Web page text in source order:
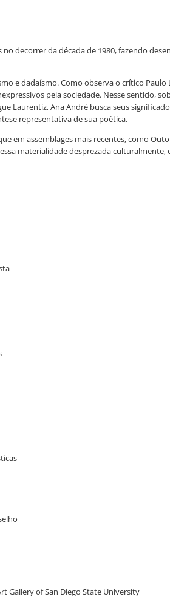
decorrer da década de 1980, fazendo
e dadaísmo. Como observa o crítico
pela sociedade. Nesse sentido,
Laurentiz, Ana André busca seus
representativa de sua poética.
em assemblages mais recentes, como
materialidade desprezada
Gallery of San Diego State University